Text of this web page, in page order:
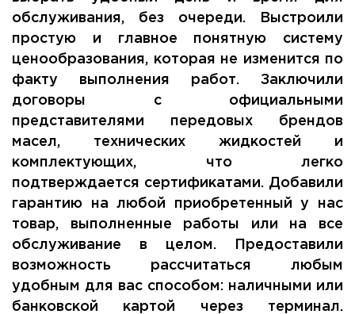
обслуживания, без очереди. Выстроили
простую и главное понятную систему
ценообразования, которая не изменится по
факту выполнения работ. Заключили
договоры с официальными
представителями передовых брендов
масел, технических жидкостей и
комплектующих, что легко
подтверждается сертификатами. Добавили
гарантию на любой приобретенный у нас
товар, выполненные работы или на все
обслуживание в целом. Предоставили
возможность рассчитаться любым
удобным для вас способом: наличными или
банковской картой через терминал.